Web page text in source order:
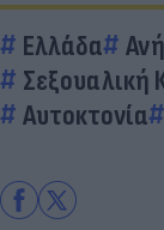
Ελλάδα
Σεξουαλική
Αυτοκτονία